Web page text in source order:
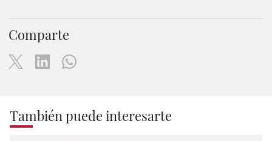
Comparte
También puede interesarte